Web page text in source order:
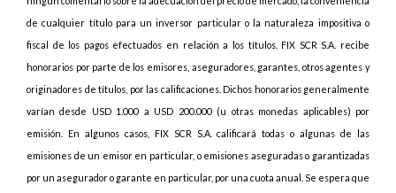
de cualquier título para un inversor particular o la naturaleza impositiva o
fiscal de los pagos efectuados en relación a los títulos. FIX SCR S.A. recibe
honorarios por parte de los emisores, aseguradores, garantes, otros agentes y
originadores de títulos, por las calificaciones. Dichos honorarios generalmente
varían desde USD 1.000 a USD 200.000 (u otras monedas aplicables) por
emisión. En algunos casos, FIX SCR S.A. calificará todas o algunas de las
emisiones de un emisor en particular, o emisiones aseguradas o garantizadas
por un asegurador o garante en particular, por una cuota anual. Se espera que